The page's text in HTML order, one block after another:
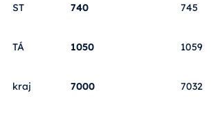
ST 740 745
TÁ 1050 1059
kraj 7000 7032